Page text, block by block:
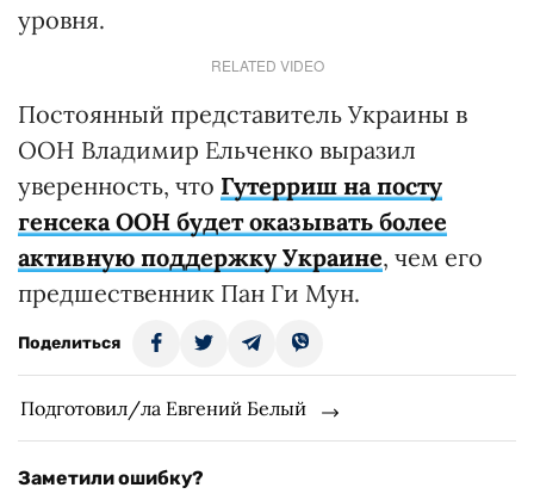
уровня.
RELATED VIDEO
Постоянный представитель Украины в
ООН Владимир Ельченко выразил
уверенность, что Гутерриш на посту
генсека ООН будет оказывать более
активную поддержку Украине, чем его
предшественник Пан Ги Мун.
Поделиться
Подготовил/ла Евгений Белый
Заметили ошибку?